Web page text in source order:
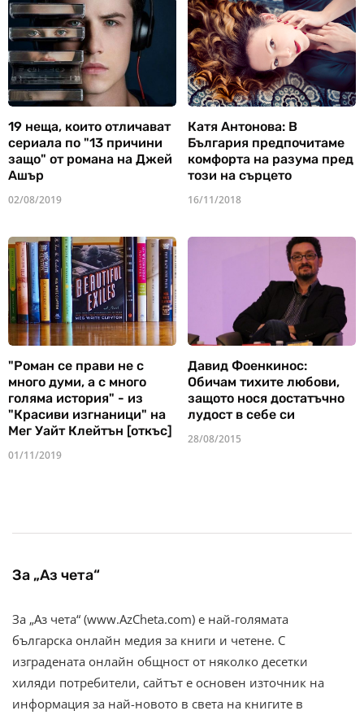
19 неща, които отличават
сериала по "13 причини
защо" от романа на Джей
Ашър
02/08/2019
Катя Антонова: В
България предпочитаме
комфорта на разума пред
този на сърцето
16/11/2018
"Роман се прави не с
много думи, а с много
голяма история" - из
"Красиви изгнаници" на
Мег Уайт Клейтън [откъс]
01/11/2019
Давид Фоенкинос:
Обичам тихите любови,
защото нося достатъчно
лудост в себе си
28/08/2015
За „Аз чета“
За „Аз чета“ (www.AzCheta.com) е най-голямата
българска онлайн медия за книги и четене. С
изградената онлайн общност от няколко десетки
хиляди потребители, сайтът е основен източник на
информация за най-новото в света на книгите в